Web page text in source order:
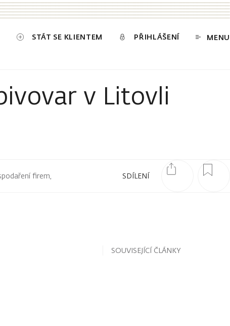
STÁT SE KLIENTEM PŘIHLÁŠENÍ MENU
v Litovli
SDÍLENÍ
firem,
SOUVISEJÍCÍ ČLÁNKY